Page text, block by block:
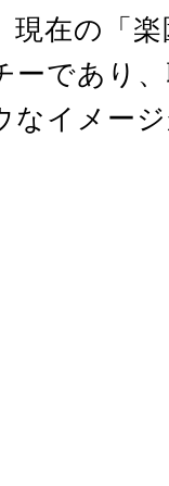
現在の「
ーであり
なイメー